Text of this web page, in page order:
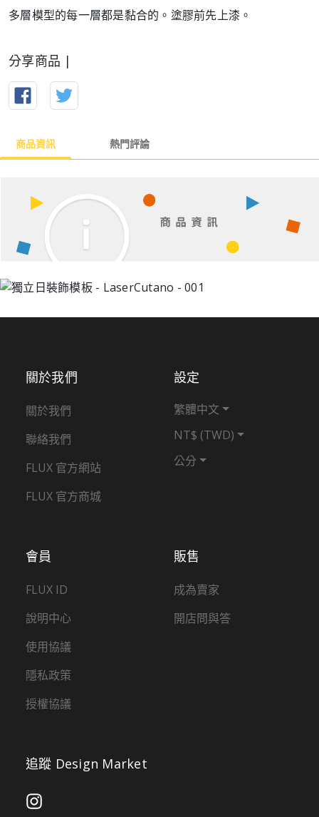
多層模型的每一層都是黏合的。塗膠前先上漆。
分享商品 |
商品資訊 熱門評論
販售
成為賣家
開店問與答
會員
FLUX ID
說明中心
使用協議
隱私政策
授權協議
關於我們
關於我們
聯絡我們
FLUX 官方網站
FLUX 官方商城
設定
繁體中文
NT$ (TWD)
公分
追蹤 Design Market